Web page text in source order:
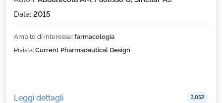
3,052
Data: 2015
Ambito di interesse: farmacologia
Rivista: Current Pharmaceutical Design
Leggi dettagli